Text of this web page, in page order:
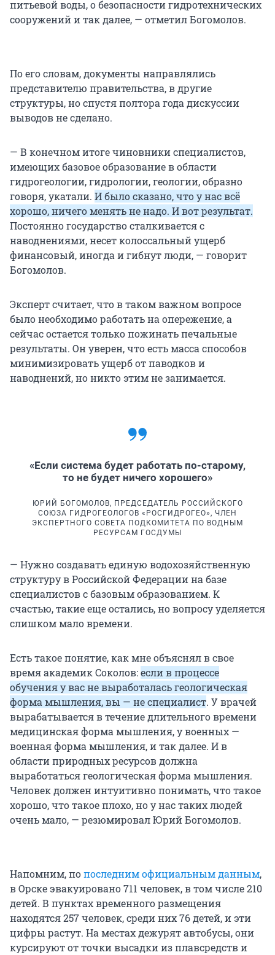
питьевой воды, о безопасности гидротехнических
сооружений и так далее, — отметил Богомолов.
По его словам, документы направлялись
представителю правительства, в другие
структуры, но спустя полтора года дискуссии
выводов не сделано.
— В конечном итоге чиновники специалистов,
имеющих базовое образование в области
гидрогеологии, гидрологии, геологии, образно
говоря, укатали. И было сказано, что у нас всё
хорошо, ничего менять не надо. И вот результат.
Постоянно государство сталкивается с
наводнениями, несет колоссальный ущерб
финансовый, иногда и гибнут люди, — говорит
Богомолов.
Эксперт считает, что в таком важном вопросе
было необходимо работать на опережение, а
сейчас остается только пожинать печальные
результаты. Он уверен, что есть масса способов
минимизировать ущерб от паводков и
наводнений, но никто этим не занимается.
«Если система будет работать по-старому,
то не будет ничего хорошего»
ЮРИЙ БОГОМОЛОВ, ПРЕДСЕДАТЕЛЬ РОССИЙСКОГО
СОЮЗА ГИДРОГЕОЛОГОВ «РОСГИДРОГЕО», ЧЛЕН
ЭКСПЕРТНОГО СОВЕТА ПОДКОМИТЕТА ПО ВОДНЫМ
РЕСУРСАМ ГОСДУМЫ
— Нужно создавать единую водохозяйственную
структуру в Российской Федерации на базе
специалистов с базовым образованием. К
счастью, такие еще остались, но вопросу уделяется
слишком мало времени.
Есть такое понятие, как мне объяснял в свое
время академик Соколов:если в процессе
обучения у вас не выработалась геологическая
форма мышления, вы — не специалист. У врачей
вырабатывается в течение длительного времени
медицинская форма мышления, у военных —
военная форма мышления, и так далее. И в
области природных ресурсов должна
выработаться геологическая форма мышления.
Человек должен интуитивно понимать, что такое
хорошо, что такое плохо, но у нас таких людей
очень мало, — резюмировал Юрий Богомолов.
Напомним, попоследним официальным данным,
в Орске эвакуировано 711 человек, в том числе 210
детей. В пунктах временного размещения
находятся 257 человек, среди них 76 детей, и эти
цифры растут. На местах дежурят автобусы, они
курсируют от точки высадки из плавсредств и